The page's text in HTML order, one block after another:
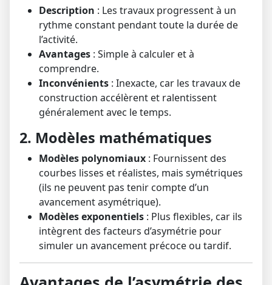
Description : Les travaux progressent à un
rythme constant pendant toute la durée de
l’activité.
Avantages : Simple à calculer et à
comprendre.
Inconvénients : Inexacte, car les travaux de
construction accélèrent et ralentissent
généralement avec le temps.
2. Modèles mathématiques
Modèles polynomiaux : Fournissent des
courbes lisses et réalistes, mais symétriques
(ils ne peuvent pas tenir compte d’un
avancement asymétrique).
Modèles exponentiels : Plus flexibles, car ils
intègrent des facteurs d’asymétrie pour
simuler un avancement précoce ou tardif.